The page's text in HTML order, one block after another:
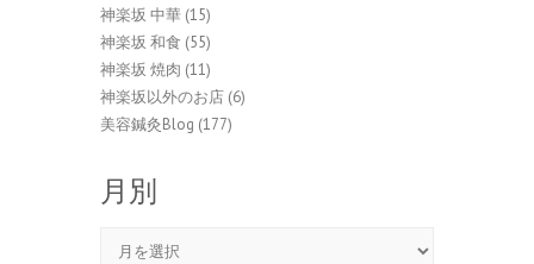
神楽坂 中華 (15)
神楽坂 和食 (55)
神楽坂 焼肉 (11)
神楽坂以外のお店 (6)
美容鍼灸Blog (177)
月別